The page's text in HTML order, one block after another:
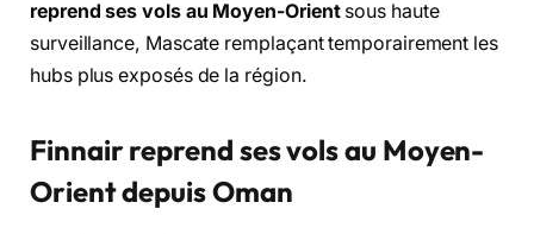
reprend ses vols au Moyen-Orientsous haute
surveillance, Mascate remplaçant temporairement les
hubs plus exposés de la région.
Finnair reprend ses vols au Moyen-
Orient depuis Oman